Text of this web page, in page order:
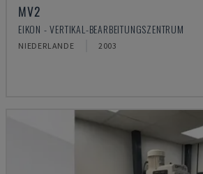
MV2
EIKON - VERTIKAL-BEARBEITUNGSZENTRUM
NIEDERLANDE 2003